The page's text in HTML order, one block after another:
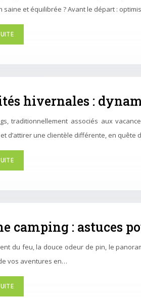
saine et équilibrée ? Avant le départ :
hivernales :
traditionnellement associés aux
d’attirer une clientèle différente, en quête
camping : astuces
du feu, la douce odeur de pin, le
vos aventures en…